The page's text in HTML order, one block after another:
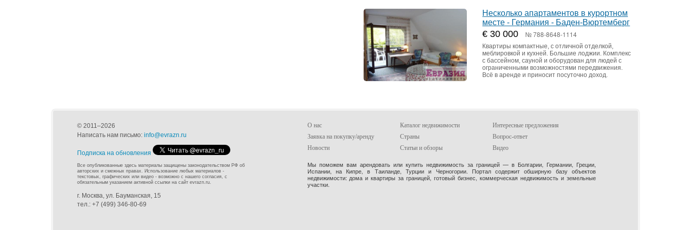
Несколько апартаментов в курортном
месте - Германия - Баден-Вюртемберг
€ 30 000 № 788-8648-1114
Квартиры компактные, с отличной отделкой,
меблировкой и кухней. Большие лоджии. Комплекс
с бассейном, сауной и оборудован для людей с
ограниченными возможностями передвижения.
Всё в аренде и приносит посуточно доход.
© 2011–2026
Написать нам письмо: info@evrazn.ru
Подписка на обновления
Все опубликованные здесь материалы защищены законодательством РФ об
авторских и смежных правах. Использование любых материалов -
текстовых, графических или видео - возможно с нашего согласия, с
обязательным указанием активной ссылки на сайт evrazn.ru.
г. Москва, ул. Бауманская, 15
тел.: +7 (499) 346-80-69
О нас Каталог недвижимости
Интересные предложения
Заявка на покупку/аренду
Страны
Вопрос-ответ
Новости
Статьи и обзоры Видео
Мы поможем вам арендовать или купить недвижимость за границей — в Болгарии, Германии, Греции,
Испании, на Кипре, в Таиланде, Турции и Черногории. Портал содержит обширную базу объектов
недвижимости: дома и квартиры за границей, готовый бизнес, коммерческая недвижимость и земельные
участки.